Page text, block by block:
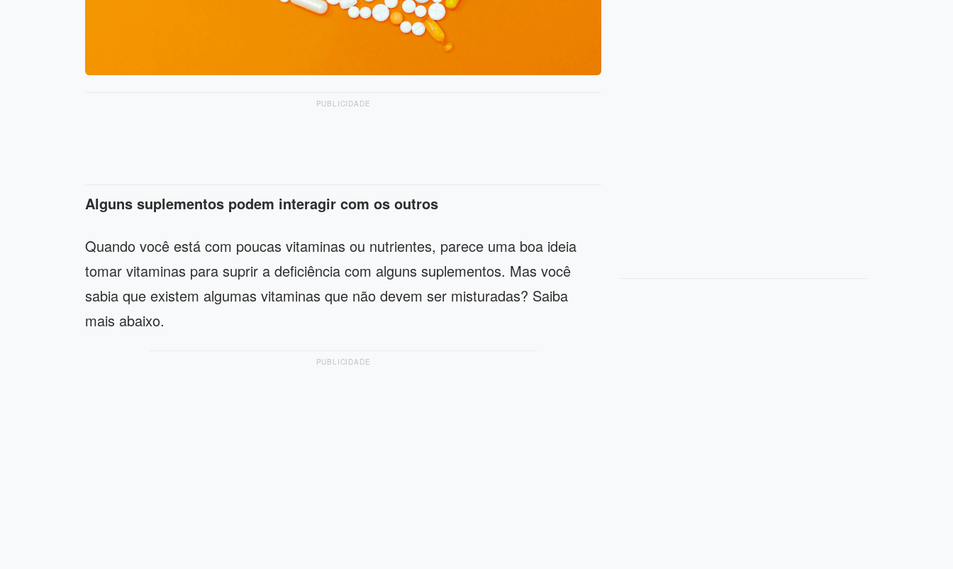
PUBLICIDADE
Alguns suplementos podem interagir com os outros
Quando você está com poucas vitaminas ou nutrientes, parece uma boa ideia
tomar vitaminas para suprir a deficiência com alguns suplementos. Mas você
sabia que existem algumas vitaminas que não devem ser misturadas? Saiba
mais abaixo.
PUBLICIDADE